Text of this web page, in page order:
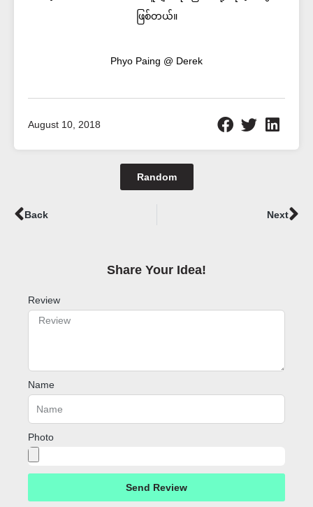
ဖြစ်တယ်။
Phyo Paing @ Derek
August 10, 2018
Random
Prev
Back Next
Share Your Idea!​
Review
Name
Photo
Send Review